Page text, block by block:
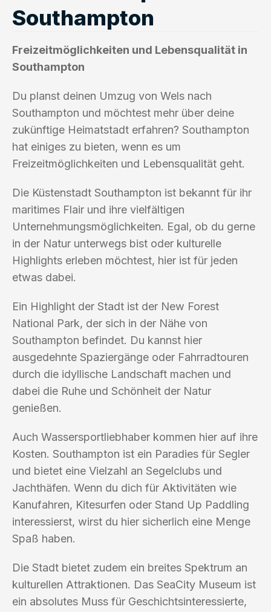
Southampton
Freizeitmöglichkeiten und Lebensqualität in
Southampton
Du planst deinen Umzug von Wels nach
Southampton und möchtest mehr über deine
zukünftige Heimatstadt erfahren? Southampton
hat einiges zu bieten, wenn es um
Freizeitmöglichkeiten und Lebensqualität geht.
Die Küstenstadt Southampton ist bekannt für ihr
maritimes Flair und ihre vielfältigen
Unternehmungsmöglichkeiten. Egal, ob du gerne
in der Natur unterwegs bist oder kulturelle
Highlights erleben möchtest, hier ist für jeden
etwas dabei.
Ein Highlight der Stadt ist der New Forest
National Park, der sich in der Nähe von
Southampton befindet. Du kannst hier
ausgedehnte Spaziergänge oder Fahrradtouren
durch die idyllische Landschaft machen und
dabei die Ruhe und Schönheit der Natur
genießen.
Auch Wassersportliebhaber kommen hier auf ihre
Kosten. Southampton ist ein Paradies für Segler
und bietet eine Vielzahl an Segelclubs und
Jachthäfen. Wenn du dich für Aktivitäten wie
Kanufahren, Kitesurfen oder Stand Up Paddling
interessierst, wirst du hier sicherlich eine Menge
Spaß haben.
Die Stadt bietet zudem ein breites Spektrum an
kulturellen Attraktionen. Das SeaCity Museum ist
ein absolutes Muss für Geschichtsinteressierte,